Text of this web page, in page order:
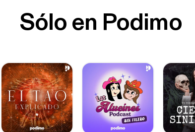
Sólo en Podimo